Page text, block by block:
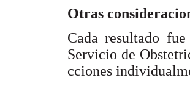
Otras
Cada resultado
Servicio de
cciones